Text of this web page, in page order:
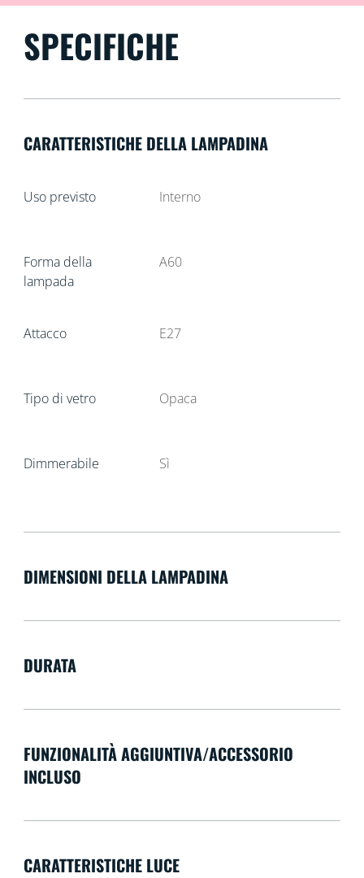
SPECIFICHE
CARATTERISTICHE DELLA LAMPADINA
Uso previsto Interno
Forma della
lampada
A60
Attacco E27
Tipo di vetro Opaca
Dimmerabile Sì
DIMENSIONI DELLA LAMPADINA
DURATA
FUNZIONALITÀ AGGIUNTIVA/ACCESSORIO
INCLUSO
CARATTERISTICHE LUCE